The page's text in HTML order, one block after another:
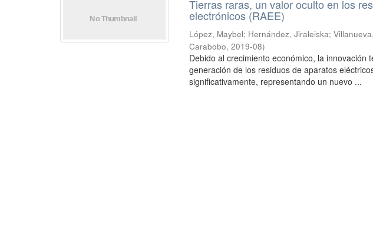
Tierras raras, un valor oculto en los
electrónicos (RAEE)
López, Maybel; Hernández, Jiraleiska;
Carabobo,2019-08)
Debido al crecimiento económico, la innovación
generación de los residuos de aparatos
significativamente, representando un nuevo ...